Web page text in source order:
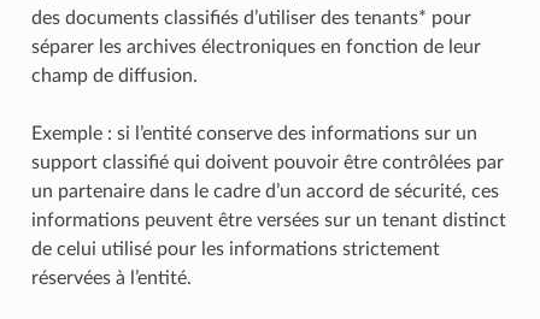
des documents classifiés d’utiliser des tenants* pour
séparer les archives électroniques en fonction de leur
champ de diffusion.
Exemple : si l’entité conserve des informations sur un
support classifié qui doivent pouvoir être contrôlées par
un partenaire dans le cadre d’un accord de sécurité, ces
informations peuvent être versées sur un tenant distinct
de celui utilisé pour les informations strictement
réservées à l’entité.